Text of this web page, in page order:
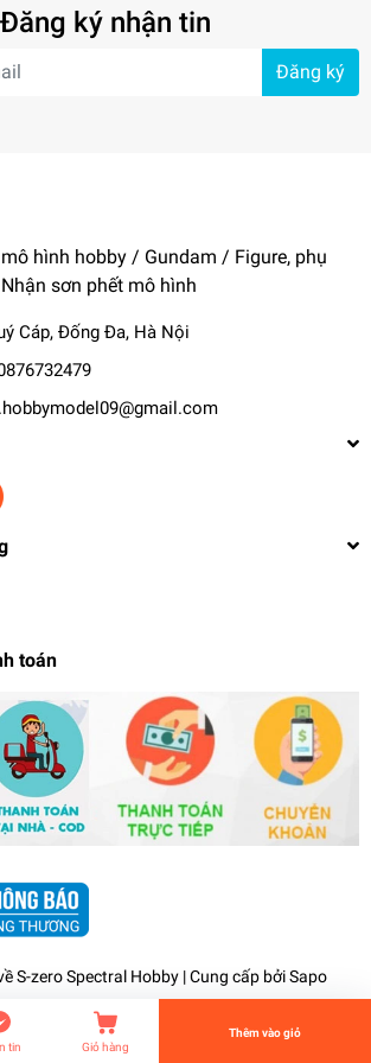
Đăng ký nhận tin
Đăng ký
hình hobby / Gundam / Figure, phụ
sơn phết mô hình
Cáp, Đống Đa, Hà Nội
toán
S-zero Spectral Hobby | Cung cấp bởiSapo
Keo HOBBY MIO dính mô hình đa năng nhựa kim
model
Tiến Hành Thanh Toán
tin Giỏ hàng
Thêm vào giỏ